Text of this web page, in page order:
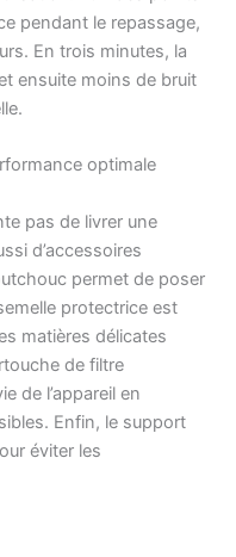
pendant le repassage,
En trois minutes, la
ensuite moins de bruit
optimale
pas de livrer une
d’accessoires
permet de poser
protectrice est
matières délicates
de filtre
de l’appareil en
Enfin, le support
éviter les